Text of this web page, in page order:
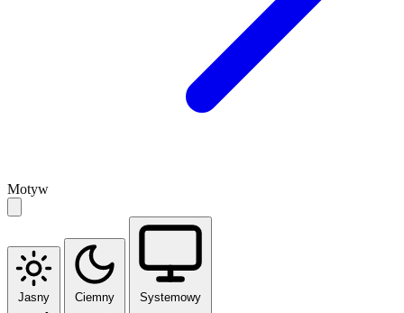
Motyw
Jasny Ciemny Systemowy